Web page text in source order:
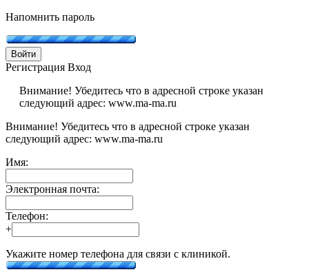
Напомнить пароль
Войти
Регистрация Вход
Внимание! Убедитесь что в адресной строке указан
следующий адрес: www.ma-ma.ru
Внимание! Убедитесь что в адресной строке указан
следующий адрес: www.ma-ma.ru
Имя:
Электронная почта:
Телефон:
+
Укажите номер телефона для связи с клиникой.